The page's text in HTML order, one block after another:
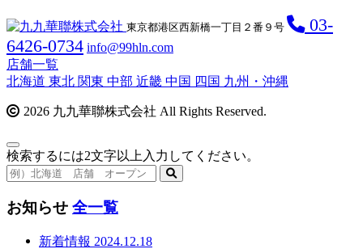
東京都港区西新橋一丁目２番９号
03-
6426-0734 info@99hln.com
店舗一覧
北海道 東北 関東 中部 近畿 中国 四国 九州・沖縄
2026 九九華聯株式会社 All Rights Reserved.
検索するには2文字以上入力してください。
お知らせ 全一覧
新着情報 2024.12.18